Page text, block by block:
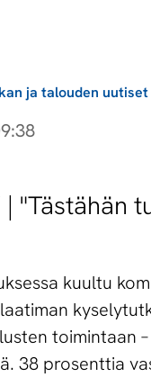
ja talouden uutiset
| "Tästähän
kuultu
toimintaan
38 prosenttia